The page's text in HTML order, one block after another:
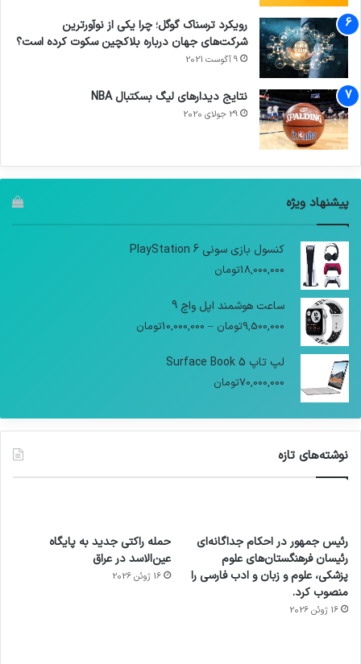
رویکرد ترسناک گوگل؛ چرا یکی از نوآورترین
شرکت‌های جهان درباره بلاکچین سکوت کرده است؟
9 آگوست 2021
نتایج دیدار‌های لیگ بسکتبال NBA
29 جولای 2020
پیشنهاد ویژه
کنسول بازی سونی PlayStation 6
18,000,000تومان
ساعت هوشمند اپل واچ 9
9,500,000تومان –
10,000,000تومان
لپ تاپ Surface Book 5
70,000,000تومان
نوشته‌های تازه
رئیس جمهور در احکام جداگانه‌ای
رئیسان فرهنگستان‌های علوم
پزشکی، علوم و زبان و ادب فارسی را
منصوب کرد.
16 ژوئن 2026
حمله راکتی جدید به پایگاه
عین‌الاسد در عراق
16 ژوئن 2026